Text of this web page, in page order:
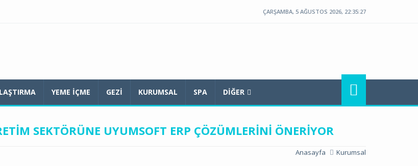
ÇARŞAMBA, 5 AĞUSTOS 2026, 22:35:28
YEME IÇME GEZI KURUMSAL SPA DIĞER
SEKTÖRÜNE UYUMSOFT ERP ÇÖZÜMLERINI ÖNERIYOR
Anasayfa Kurumsal